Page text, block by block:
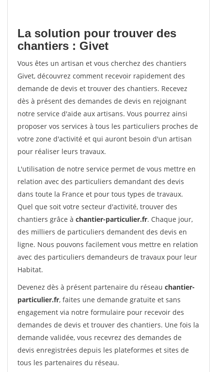
La solution pour trouver des
chantiers : Givet
Vous êtes un artisan et vous cherchez des chantiers
Givet, découvrez comment recevoir rapidement des
demande de devis et trouver des chantiers. Recevez
dès à présent des demandes de devis en rejoignant
notre service d'aide aux artisans. Vous pourrez ainsi
proposer vos services à tous les particuliers proches de
votre zone d'activité et qui auront besoin d'un artisan
pour réaliser leurs travaux.
L'utilisation de notre service permet de vous mettre en
relation avec des particuliers demandant des devis
dans toute la France et pour tous types de travaux.
Quel que soit votre secteur d'activité, trouver des
chantiers grâce à chantier-particulier.fr. Chaque jour,
des milliers de particuliers demandent des devis en
ligne. Nous pouvons facilement vous mettre en relation
avec des particuliers demandeurs de travaux pour leur
Habitat.
Devenez dès à présent partenaire du réseau chantier-
particulier.fr, faites une demande gratuite et sans
engagement via notre formulaire pour recevoir des
demandes de devis et trouver des chantiers. Une fois la
demande validée, vous recevrez des demandes de
devis enregistrées depuis les plateformes et sites de
tous les partenaires du réseau.